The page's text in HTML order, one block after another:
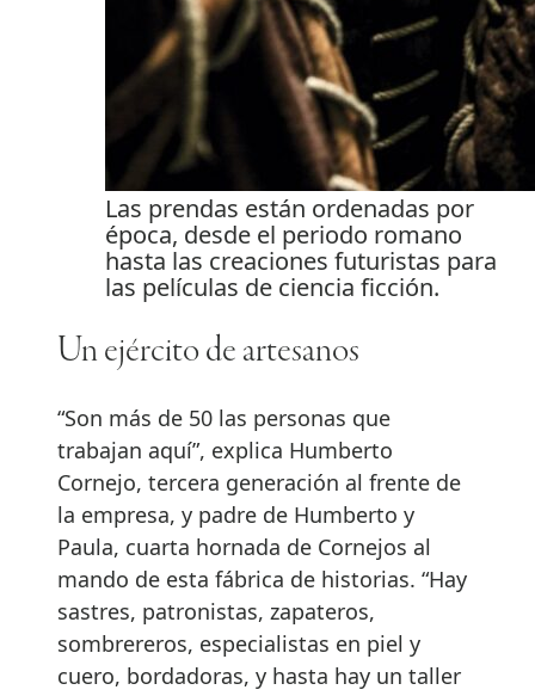
Las prendas están ordenadas por
época, desde el periodo romano
hasta las creaciones futuristas para
las películas de ciencia ficción.
Un ejército de artesanos
“Son más de 50 las personas que
trabajan aquí”, explica Humberto
Cornejo, tercera generación al frente de
la empresa, y padre de Humberto y
Paula, cuarta hornada de Cornejos al
mando de esta fábrica de historias. “Hay
sastres, patronistas, zapateros,
sombrereros, especialistas en piel y
cuero, bordadoras, y hasta hay un taller